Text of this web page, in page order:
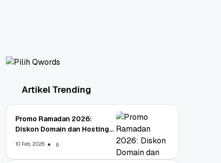
Artikel Trending
Promo Ramadan 2026:
Diskon Domain dan Hosting
10 Feb, 2026 6